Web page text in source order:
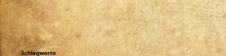
Schlagworte